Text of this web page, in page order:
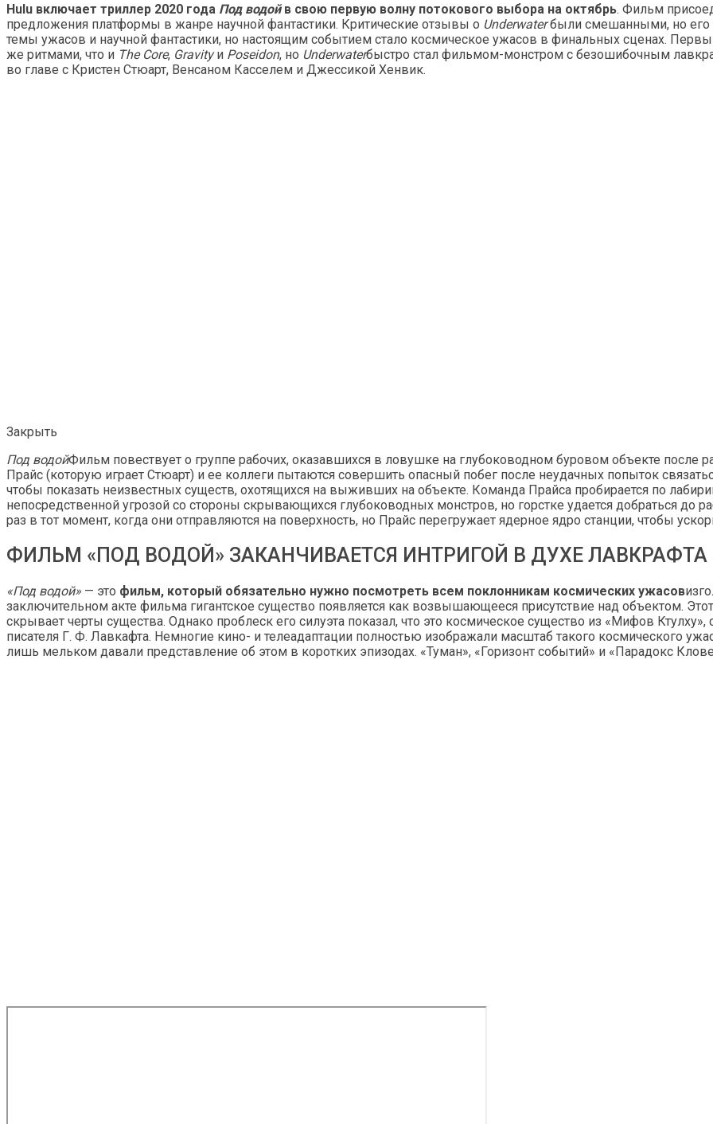
Hulu включает триллер 2020 года Под водойв свою первую волну потокового выбора на октябрь. Фильм
предложения платформы в жанре научной фантастики. Критические отзывы о Underwaterбыли смешанными, но его
темы ужасов и научной фантастики, но настоящим событием стало космическое ужасов в финальных сценах.
же ритмами, что и The Core, Gravityи Poseidon, но Underwaterбыстро стал фильмом-монстром с безошибочным
во главе с Кристен Стюарт, Венсаном Касселем и Джессикой Хенвик.
Закрыть
Под водойФильм повествует о группе рабочих, оказавшихся в ловушке на глубоководном буровом объекте после
Прайс (которую играет Стюарт) и ее коллеги пытаются совершить опасный побег после неудачных попыток
чтобы показать неизвестных существ, охотящихся на выживших на объекте. Команда Прайса пробирается по
непосредственной угрозой со стороны скрывающихся глубоководных монстров, но горстке удается добраться до
раз в тот момент, когда они отправляются на поверхность, но Прайс перегружает ядерное ядро ​​станции, чтобы
ФИЛЬМ «ПОД ВОДОЙ» ЗАКАНЧИВАЕТСЯ ИНТРИГОЙ В ДУХЕ ЛАВКРАФТА
«Под водой» — это фильм, который обязательно нужно посмотреть всем поклонникам космических ужасов
заключительном акте фильма гигантское существо появляется как возвышающееся присутствие над объектом.
скрывает черты существа. Однако проблеск его силуэта показал, что это космическое существо из «Мифов
писателя Г. Ф. Лавкафта. Немногие кино- и телеадаптации полностью изображали масштаб такого космического
лишь мельком давали представление об этом в коротких эпизодах. «Туман», «Горизонт событий» и «Парадокс